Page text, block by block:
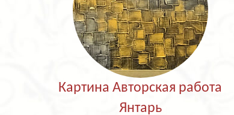
Картина Авторская работа
Янтарь